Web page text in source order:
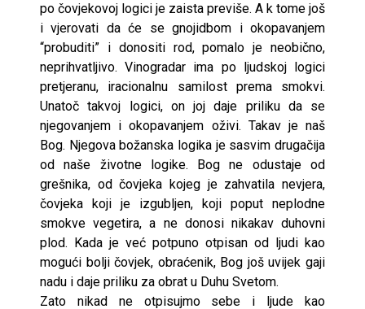
po čovjekovoj logici je zaista previše. A k tome još
i vjerovati da će se gnojidbom i okopavanjem
“probuditi” i donositi rod, pomalo je neobično,
neprihvatljivo. Vinogradar ima po ljudskoj logici
pretjeranu, iracionalnu samilost prema smokvi.
Unatoč takvoj logici, on joj daje priliku da se
njegovanjem i okopavanjem oživi. Takav je naš
Bog. Njegova božanska logika je sasvim drugačija
od naše životne logike. Bog ne odustaje od
grešnika, od čovjeka kojeg je zahvatila nevjera,
čovjeka koji je izgubljen, koji poput neplodne
smokve vegetira, a ne donosi nikakav duhovni
plod. Kada je već potpuno otpisan od ljudi kao
mogući bolji čovjek, obraćenik, Bog još uvijek gaji
nadu i daje priliku za obrat u Duhu Svetom.
Zato nikad ne otpisujmo sebe i ljude kao